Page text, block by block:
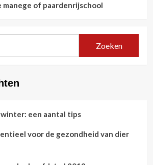
manege of paardenrijschool
een aantal tips
voor de gezondheid van dier